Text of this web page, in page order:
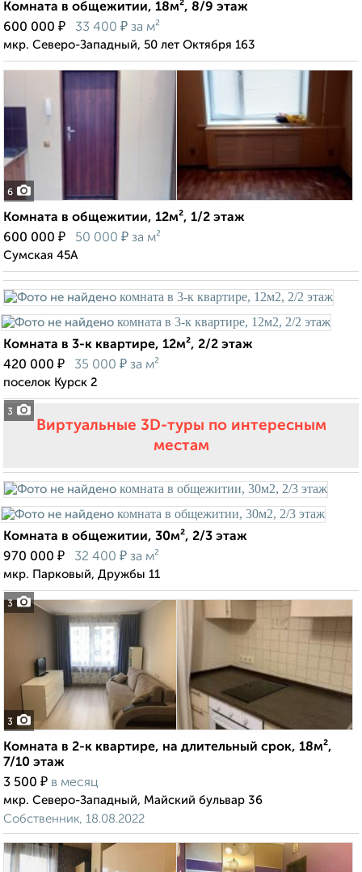
Комната в общежитии, 18м², 8/9 этаж
600 000 ₽ 33 400 ₽ за м²
мкр. Северо-Западный, 50 лет Октября 163
6
Комната в общежитии, 12м², 1/2 этаж
600 000 ₽ 50 000 ₽ за м²
Сумская 45А
3
Комната в 3-к квартире, 12м², 2/2 этаж
420 000 ₽ 35 000 ₽ за м²
поселок Курск 2
Виртуальные 3D-туры по интересным
местам
3
Комната в общежитии, 30м², 2/3 этаж
970 000 ₽ 32 400 ₽ за м²
мкр. Парковый, Дружбы 11
3
Комната в 2-к квартире, на длительный срок, 18м²,
7/10 этаж
3 500 ₽ в месяц
мкр. Северо-Западный, Майский бульвар 36
Собственник, 18.08.2022